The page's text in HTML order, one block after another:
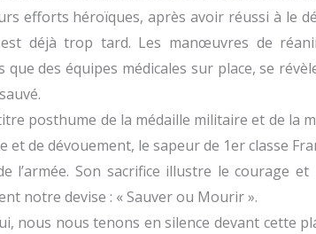
efforts héroïques, après avoir réussi à le
déjà trop tard. Les manœuvres de
que des équipes médicales sur place, se
posthume de la médaille militaire et de la
et de dévouement, le sapeur de 1er classe
l’armée. Son sacrifice illustre le courage
notre devise : « Sauver ou Mourir ».
nous nous tenons en silence devant cette